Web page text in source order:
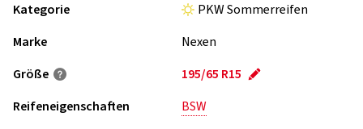
Kategorie
PKW Sommerreifen
Marke
Nexen
Größe
195/65 R15
Reifeneigenschaften
BSW